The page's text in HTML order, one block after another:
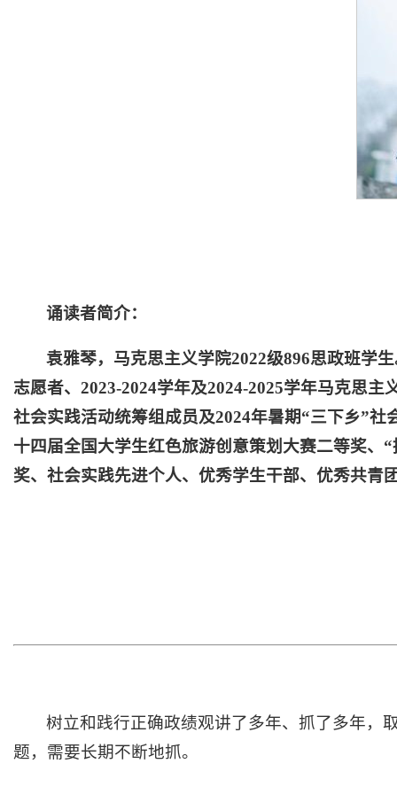
诵读者简介：
袁雅琴，马克思主义学院2022级896思政班学
志愿者、2023-2024学年及2024-2025学年马克思
社会实践活动统筹组成员及2024年暑期“三下乡”
十四届全国大学生红色旅游创意策划大赛二等奖、
奖、社会实践先进个人、优秀学生干部、优秀共青
树立和践行正确政绩观讲了多年、抓了多年，
题，需要长期不断地抓。